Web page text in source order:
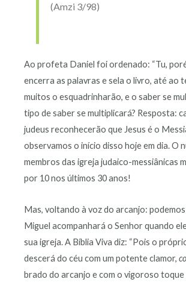
(Amzi 3/98)
Ao profeta Daniel foi ordenado: “Tu,
encerra as palavras e sela o livro, até ao
muitos o esquadrinharão, e o saber se
tipo de saber se multiplicará? Resposta:
judeus reconhecerão que Jesus é o
observamos o início disso hoje em dia. O
membros das igreja judaico-messiânicas
por 10 nos últimos 30 anos!
Mas, voltando à voz do arcanjo:
Miguel acompanhará o Senhor quando
sua igreja. A Bíblia Viva diz: “Pois o
descerá do céu com um potente clamor,
brado do arcanjo e com o vigoroso